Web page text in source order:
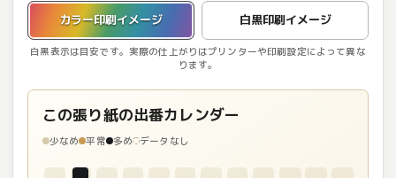
カラー印刷イメージ 白黒印刷イメージ
白黒表示は目安です。実際の仕上がりはプリンターや印刷設定によって異な
ります。
カラー印刷イメージを表示しています。
この張り紙の出番カレンダー
少なめ 平常 多め データなし